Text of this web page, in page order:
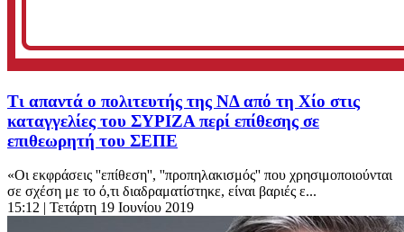
Τι απαντά ο πολιτευτής της ΝΔ από τη Χίο στις
καταγγελίες του ΣΥΡΙΖΑ περί επίθεσης σε
επιθεωρητή του ΣΕΠΕ
«Οι εκφράσεις ''επίθεση'', ''προπηλακισμός'' που χρησιμοποιούνται
σε σχέση με το ό,τι διαδραματίστηκε, είναι βαριές ε...
15:12 | Τετάρτη 19 Ιουνίου 2019